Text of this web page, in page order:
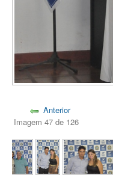
Anterior
Imagem 47 de 126